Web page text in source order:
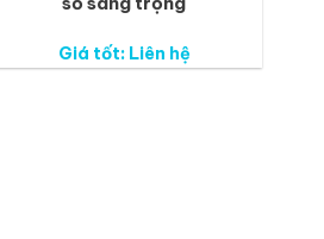
Giá tốt: Liên hệ